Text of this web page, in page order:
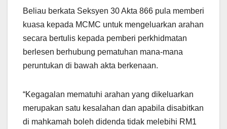
Beliau berkata Seksyen 30 Akta 866 pula memberi
kuasa kepada MCMC untuk mengeluarkan arahan
secara bertulis kepada pemberi perkhidmatan
berlesen berhubung pematuhan mana-mana
peruntukan di bawah akta berkenaan.
“Kegagalan mematuhi arahan yang dikeluarkan
merupakan satu kesalahan dan apabila disabitkan
di mahkamah boleh didenda tidak melebihi RM1